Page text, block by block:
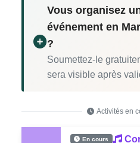
Vous organisez
événement en
?
Soumettez-le
sera visible après
Activités en
En cours